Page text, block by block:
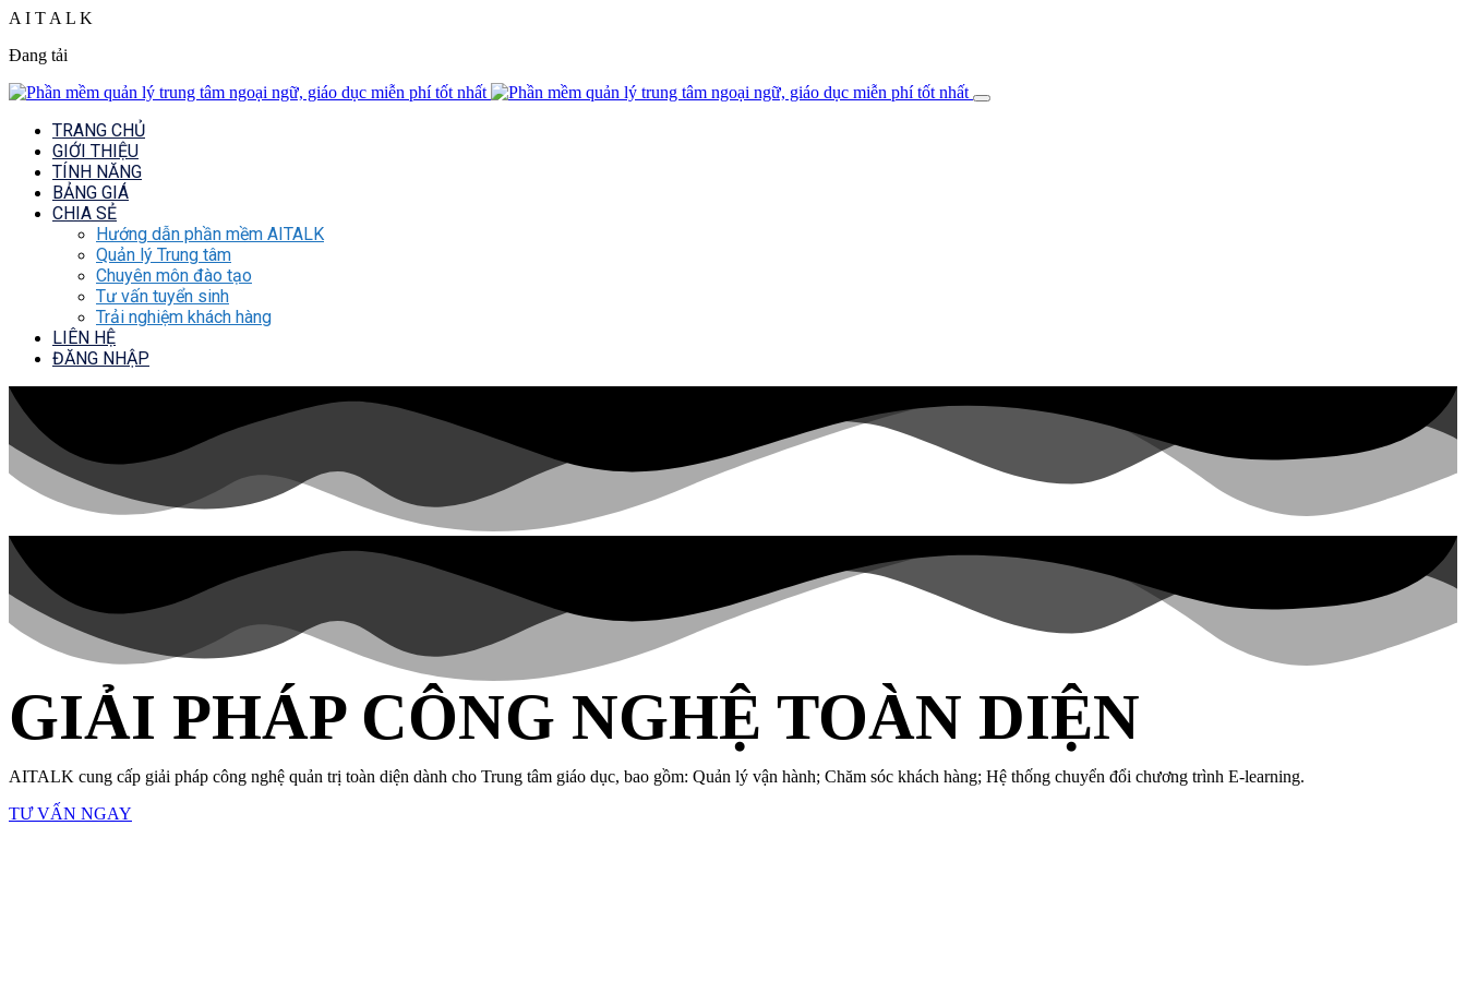
A I T A L K
Đang tải
TRANG CHỦ
GIỚI THIỆU
TÍNH NĂNG
BẢNG GIÁ
CHIA SẺ
Hướng dẫn phần mềm AITALK
Quản lý Trung tâm
Chuyên môn đào tạo
Tư vấn tuyển sinh
Trải nghiệm khách hàng
LIÊN HỆ
ĐĂNG NHẬP
GIẢI PHÁP CÔNG NGHỆ TOÀN DIỆN
AITALK cung cấp giải pháp công nghệ quản trị toàn diện dành cho Trung tâm giáo dục, bao gồm: Quản lý vận hành; Chăm sóc khách hàng; Hệ thống chuyển đổi chương trình E-learning.
TƯ VẤN NGAY